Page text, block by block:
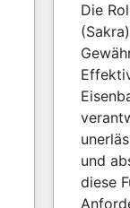
Die
und
diese